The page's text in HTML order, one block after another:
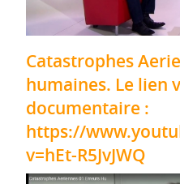
Catastrophes
humaines. Le lien
documentaire :
https://
v=hEt-R5JvJWQ